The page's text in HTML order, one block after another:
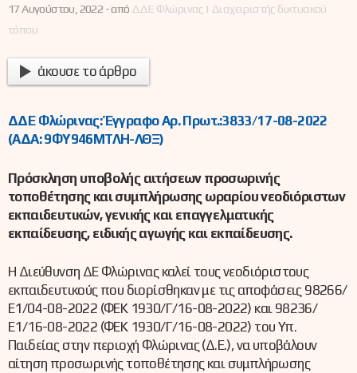
17 Αυγούστου, 2022 -από ΔΔΕ Φλώρινας | Διαχειριστής δικτυακού
τόπου
άκουσε το άρθρο
ΔΔΕ Φλώρινας: Έγγραφο Αρ. Πρωτ.:3833/17-08-2022
(ΑΔΑ: 9ΦΥ946ΜΤΛΗ-ΛΘΞ)
Πρόσκληση υποβολής αιτήσεων προσωρινής
τοποθέτησης και συμπλήρωσης ωραρίου νεοδιόριστων
εκπαιδευτικών, γενικής και επαγγελματικής
εκπαίδευσης, ειδικής αγωγής και εκπαίδευσης.
Η Διεύθυνση ΔΕ Φλώρινας καλεί τους νεοδιόριστους
εκπαιδευτικούς που διορίσθηκαν με τις αποφάσεις 98266/
Ε1/04-08-2022 (ΦΕΚ 1930/Γ/16-08-2022) και 98236/
Ε1/16-08-2022 (ΦΕΚ 1930/Γ/16-08-2022) του Υπ.
Παιδείας στην περιοχή Φλώρινας (Δ.Ε.), να υποβάλουν
αίτηση προσωρινής τοποθέτησης και συμπλήρωσης